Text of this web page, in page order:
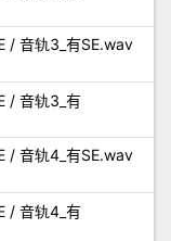
/ 音轨3_有SE.wav
/ 音轨3_有
/ 音轨4_有SE.wav
/ 音轨4_有